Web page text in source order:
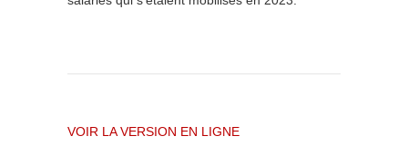
VOIR LA VERSION EN LIGNE